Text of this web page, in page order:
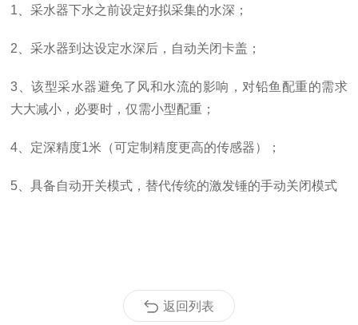
1、采水器下水之前设定好拟采集的水深；
2、采水器到达设定水深后，自动关闭卡盖；
3、该型采水器避免了风和水流的影响，对铅鱼配重的需求
大大减小，必要时，仅需小型配重；
4、定深精度1米（可定制精度更高的传感器）；
5、具备自动开关模式，替代传统的激发锤的手动关闭模式
返回列表